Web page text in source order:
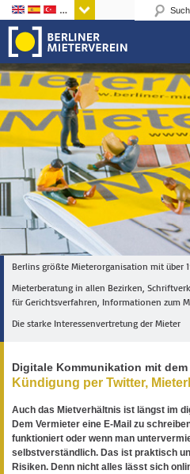
Sprachen
Berlins größte Mieterorganisation mit über
Mieterberatung in allen Bezirken,
für Gerichtsverfahren, Informationen zum
Die starke Interessenvertretung der Mieter
Digitale Kommunikation mit dem
Kündigung per Twitter,
Auch das Mietverhältnis ist längst im
Dem Vermieter eine E-Mail zu
funktioniert oder wenn man
selbstverständlich. Das ist praktisch
Risiken. Denn nicht alles lässt sich